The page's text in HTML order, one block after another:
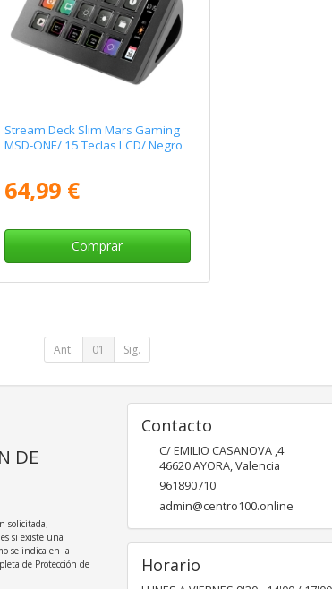
Stream Deck Slim Mars Gaming
MSD-ONE/ 15 Teclas LCD/ Negro
64,99 €
Comprar
Ant. 01 Sig.
DE
solicitada;
si existe una
se indica en la
de Protección de
Contacto
C/ EMILIO CASANOVA ,4
46620AYORA,Valencia
961890710
admin@centro100.online
Horario